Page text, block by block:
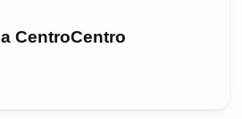
CentroCentro